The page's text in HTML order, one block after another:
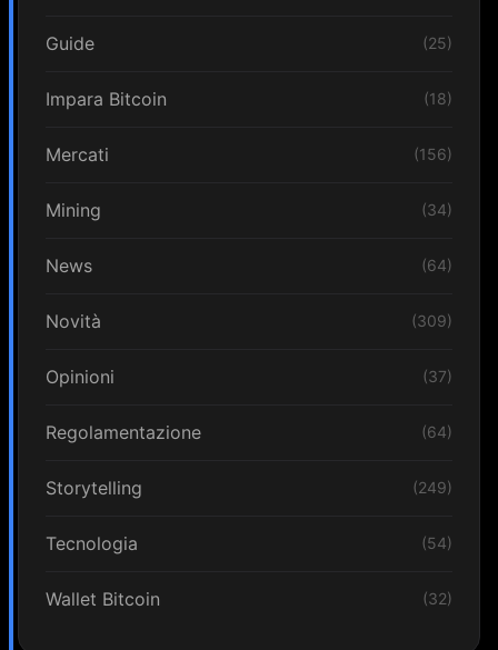
Guide (25)
Impara Bitcoin (18)
Mercati (156)
Mining (34)
News (64)
Novità (309)
Opinioni (37)
Regolamentazione (64)
Storytelling (249)
Tecnologia (54)
Wallet Bitcoin (32)